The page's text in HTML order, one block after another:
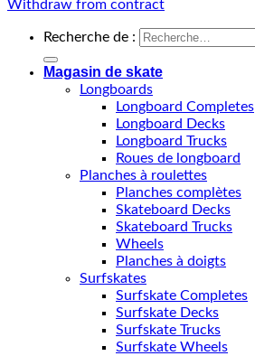
Withdraw from contract
Recherche de :
Magasin de skate
Longboards
Longboard Completes
Longboard Decks
Longboard Trucks
Roues de longboard
Planches à roulettes
Planches complètes
Skateboard Decks
Skateboard Trucks
Wheels
Planches à doigts
Surfskates
Surfskate Completes
Surfskate Decks
Surfskate Trucks
Surfskate Wheels